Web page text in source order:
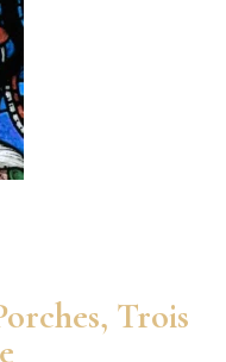
Trois